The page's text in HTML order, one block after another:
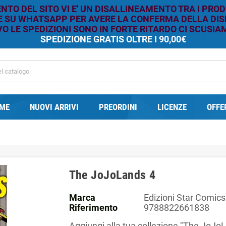
DEL SITO VI E' UN DISALLINEAMENTO TRA I
SU WHATSAPP PER AVERE LA CONFERMA DELLA
LE SPEDIZIONI SONO IN FORTE RITARDO CI
SPEDIZIONE GRATIS OLTRE I 90,00€
NUOVI ARRIVI PREORDINI LICENZE
The JoJoLands 4
Marca
Edizioni Star Comics
Riferimento
9788822661838